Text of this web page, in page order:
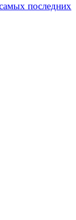
последних